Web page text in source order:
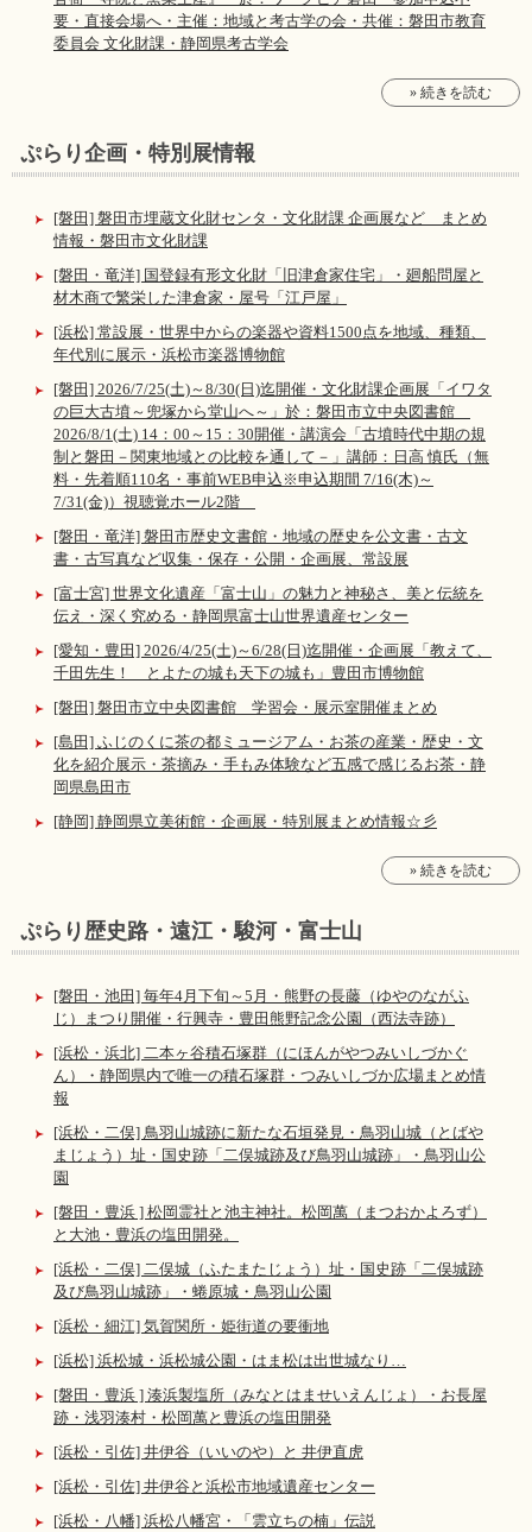
要・直接会場へ・主催：地域と考古学の会・共催：磐田市教育
委員会 文化財課・静岡県考古学会
» 続きを読む
ぷらり企画・特別展情報
[磐田] 磐田市埋蔵文化財センタ・文化財課 企画展など まとめ
情報・磐田市文化財課
[磐田・竜洋] 国登録有形文化財「旧津倉家住宅」・廻船問屋と
材木商で繁栄した津倉家・屋号「江戸屋」
[浜松] 常設展・世界中からの楽器や資料1500点を地域、種類、
年代別に展示・浜松市楽器博物館
[磐田] 2026/7/25(土)～8/30(日)迄開催・文化財課企画展「イワタ
の巨大古墳～兜塚から堂山へ～」於：磐田市立中央図書館
2026/8/1(土) 14：00～15：30開催・講演会「古墳時代中期の規
制と磐田－関東地域との比較を通して－」講師：日高 慎氏（無
料・先着順110名・事前WEB申込※申込期間 7/16(木)～
7/31(金)）視聴覚ホール2階
[磐田・竜洋] 磐田市歴史文書館・地域の歴史を公文書・古文
書・古写真など収集・保存・公開・企画展、常設展
[富士宮] 世界文化遺産「富士山」の魅力と神秘さ、美と伝統を
伝え・深く究める・静岡県富士山世界遺産センター
[愛知・豊田] 2026/4/25(土)～6/28(日)迄開催・企画展「教えて、
千田先生！ とよたの城も天下の城も」豊田市博物館
[磐田] 磐田市立中央図書館 学習会・展示室開催まとめ
[島田] ふじのくに茶の都ミュージアム・お茶の産業・歴史・文
化を紹介展示・茶摘み・手もみ体験など五感で感じるお茶・静
岡県島田市
[静岡] 静岡県立美術館・企画展・特別展まとめ情報☆彡
» 続きを読む
ぷらり歴史路・遠江・駿河・富士山
[磐田・池田] 毎年4月下旬～5月・熊野の長藤（ゆやのながふ
じ）まつり開催・行興寺・豊田熊野記念公園（西法寺跡）
[浜松・浜北] 二本ヶ谷積石塚群（にほんがやつみいしづかぐ
ん）・静岡県内で唯一の積石塚群・つみいしづか広場まとめ情
報
[浜松・二俣] 鳥羽山城跡に新たな石垣発見・鳥羽山城（とばや
まじょう）址・国史跡「二俣城跡及び鳥羽山城跡」・鳥羽山公
園
[磐田・豊浜 ] 松岡霊社と池主神社。松岡萬（まつおかよろず）
と大池・豊浜の塩田開発。
[浜松・二俣] 二俣城（ふたまたじょう）址・国史跡「二俣城跡
及び鳥羽山城跡」・蜷原城・鳥羽山公園
[浜松・細江] 気賀関所・姫街道の要衝地
[浜松] 浜松城・浜松城公園・はま松は出世城なり…
[磐田・豊浜 ] 湊浜製塩所（みなとはませいえんじょ）・お長屋
跡・浅羽湊村・松岡萬と豊浜の塩田開発
[浜松・引佐] 井伊谷（いいのや）と 井伊直虎
[浜松・引佐] 井伊谷と浜松市地域遺産センター
[浜松・八幡] 浜松八幡宮・「雲立ちの楠」伝説